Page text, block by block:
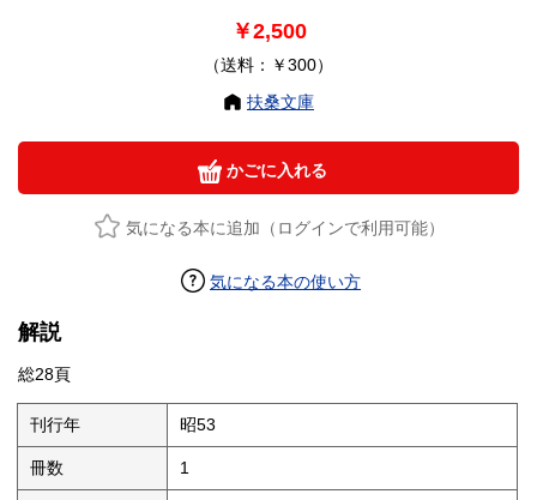
￥2,500
（送料：￥300）
扶桑文庫
かごに入れる
気になる本に追加（ログインで利用可能）
気になる本の使い方
解説
総28頁
刊行年 昭53
冊数 1